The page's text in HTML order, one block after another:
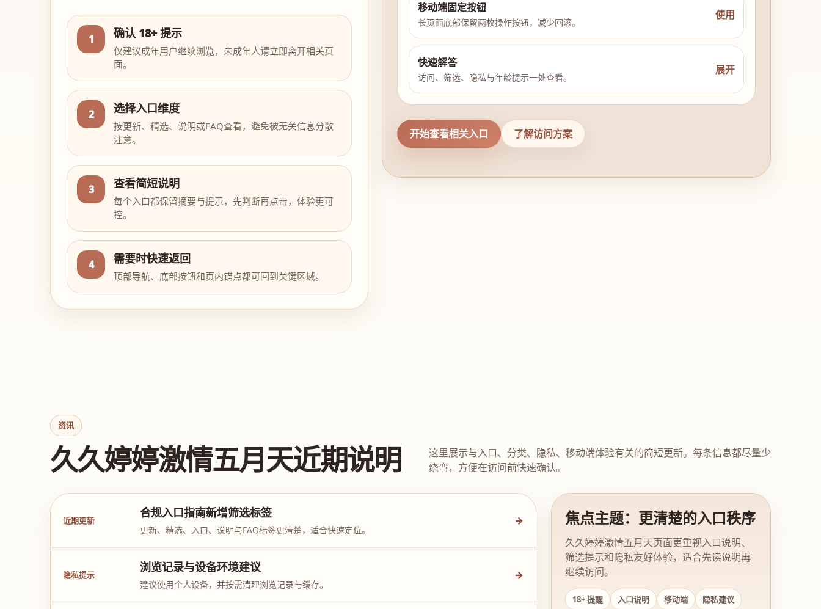
1 确认 18+ 提示
仅建议成年用户继续浏览，未成年人请立即离开相关页
面。
2 选择入口维度
按更新、精选、说明或FAQ查看，避免被无关信息分散
注意。
3 查看简短说明
每个入口都保留摘要与提示，先判断再点击，体验更可
控。
4 需要时快速返回
顶部导航、底部按钮和页内锚点都可回到关键区域。
移动端固定按钮
长页面底部保留两枚操作按钮，减少回滚。
使用
快速解答
访问、筛选、隐私与年龄提示一处查看。
展开
开始查看相关入口 了解访问方案
资讯
久久婷婷激情五月天近期说明
这里展示与入口、分类、隐私、移动端体验有关的简短更新。每条信息都尽量少
绕弯，方便在访问前快速确认。
近期更新
合规入口指南新增筛选标签
更新、精选、入口、说明与FAQ标签更清楚，适合快速定位。
→
隐私提示
浏览记录与设备环境建议
建议使用个人设备，并按需清理浏览记录与缓存。
→
焦点主题：更清楚的入口秩序
久久婷婷激情五月天页面更重视入口说明、
筛选提示和隐私友好体验，适合先读说明再
继续访问。
18+ 提醒 入口说明 移动端 隐私建议